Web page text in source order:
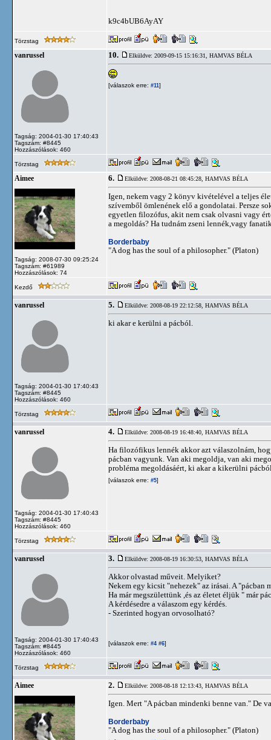
k9c4bUB6AyAY
Törzstag
vanrussel
Tagság: 2004-01-30 17:40:43
Tagszám: #8445
Hozzászólások: 460
10. Elküldve: 2009-09-15 15:16:31, HAMVAS BÉLA
[válaszok erre: #11]
Törzstag
Aimee
Tagság: 2008-07-30 09:25:24
Tagszám: #61989
Hozzászólások: 74
6. Elküldve: 2008-08-21 08:45:28, HAMVAS BÉLA
Igen, nekem vagy 2 könyv kivételével a teljes
szívemből ömlenének elő a gondolatai. Persze
egyetlen filozófus, akit nem csak olvasni vagy
a megoldás? Ha tudnám zseni lennék,vagy
Borderbaby
"A dog has the soul of a philosopher." (Platon)
Kezdő
vanrussel
Tagság: 2004-01-30 17:40:43
Tagszám: #8445
Hozzászólások: 460
5. Elküldve: 2008-08-19 22:12:58, HAMVAS BÉLA
ki akar e kerülni a pácból.
Törzstag
vanrussel
Tagság: 2004-01-30 17:40:43
Tagszám: #8445
Hozzászólások: 460
4. Elküldve: 2008-08-19 16:48:40, HAMVAS BÉLA
Ha filozófikus lennék akkor azt válaszolnám,
pácban vagyunk. Van aki megoldja, van aki
probléma megoldásáért, ki akar a kikerülni
[válaszok erre: #5]
Törzstag
vanrussel
Tagság: 2004-01-30 17:40:43
Tagszám: #8445
Hozzászólások: 460
3. Elküldve: 2008-08-19 16:30:53, HAMVAS BÉLA
Akkor olvastad műveit. Melyiket?
Nekem egy kicsit "nehezek" az irásai. A
Ha már megszülettünk ,és az életet éljük " már
A kérdésedre a válaszom egy kérdés.
- Szerinted hogyan orvosolható?
[válaszok erre: #4 #6]
Törzstag
Aimee 2. Elküldve: 2008-08-18 12:13:43, HAMVAS BÉLA
Igen. Mert "A pácban mindenki benne van." De
Borderbaby
"A dog has the soul of a philosopher." (Platon)